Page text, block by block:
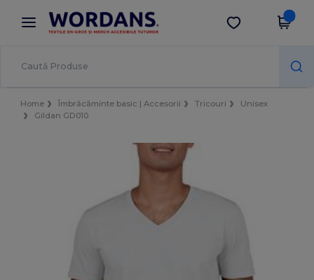
× Aplicația Wordans
Prețuri mai bune în aplicație!
Descarcă app
Home Îmbrăcăminte basic | Accesorii Tricouri
Unisex
Gildan GD010